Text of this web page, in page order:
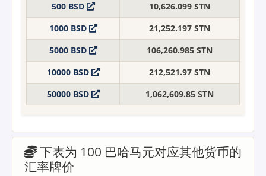
500 BSD
10,626.099 STN
1000 BSD
21,252.197 STN
5000 BSD
106,260.985 STN
10000 BSD
212,521.97 STN
50000 BSD
1,062,609.85 STN
下表为 100 巴哈马元对应其他货币的
汇率牌价